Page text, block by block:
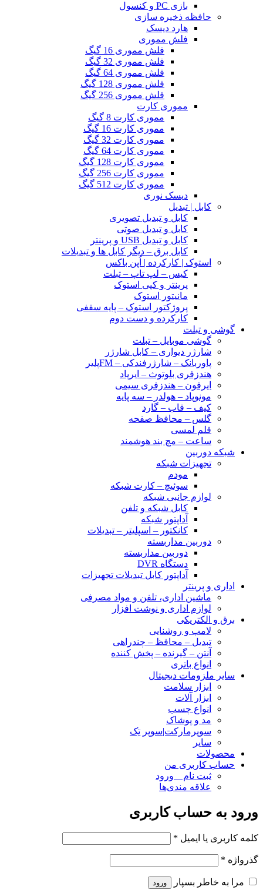
بازی PC و کنسول
حافظه ذخیره سازی
هارد دیسک
فلش مموری
فلش مموری 16 گیگ
فلش مموری 32 گیگ
فلش مموری 64 گیگ
فلش مموری 128 گیگ
فلش مموری 256 گیگ
مموری کارت
مموری کارت 8 گیگ
مموری کارت 16 گیگ
مموری کارت 32 گیگ
مموری کارت 64 گیگ
مموری کارت 128 گیگ
مموری کارت 256 گیگ
مموری کارت 512 گیگ
دیسک نوری
کابل | تبدیل
کابل و تبدیل تصویری
کابل و تبدیل صوتی
کابل و تبدیل USB و پرینتر
کابل برق – دیگر کابل ها و تبدیلات
استوک | کارکرده | اُپن باکس
کیس – لپ تاپ – تبلت
پرینتر و کپی استوک
مانیتور استوک
پروژکتور استوک – پایه سقفی
کارکرده و دست دوم
گوشی و تبلت
گوشی موبایل – تبلت
شارژر دیواری – کابل شارژر
پاوربانک – شارژرفندکی – FMپلیر
هندزفری بلوتوث – ایرپاد
ایرفون – هندزفری سیمی
مونوپاد – هولدر – سه پایه
کیف – قاب – گارد
گلس – محافظ صفحه
قلم لمسی
ساعت – مچ بند هوشمند
شبکه دوربین
تجهیزات شبکه
مودم
سوئیچ – کارت شبکه
لوازم جانبی شبکه
کابل شبکه و تلفن
آداپتور شبکه
کانکتور – اسپلیتر – تبدیلات
دوربین مداربسته
دوربین مداربسته
دستگاه DVR
آداپتور کابل تبدیلات تجهیزات
اداری و پرینتر
ماشین اداری، تلفن و مواد مصرفی
لوازم اداری و نوشت افزار
برق و الکتریکی
لامپ و روشنایی
تبدیل – محافظ – چندراهی
آنتن – گیرنده – پخش کننده
انواع باتری
سایر ملزومات دیجیتال
ابزار سلامت
ابزار آلات
انواع چسب
مد و پوشاک
سوپرمارکت|سوپر تِک
سایر
محصولات
حساب کاربری من
ثبت نام _ ورود
علاقه مندی‌ها
ورود به حساب کاربری
کلمه کاربری یا ایمیل *
گذرواژه *
مرا به خاطر بسپار ورود